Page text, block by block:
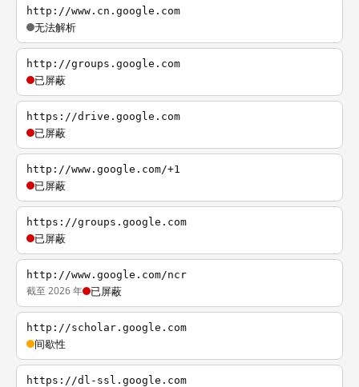
http://www.cn.google.com
无法解析
http://groups.google.com
已屏蔽
https://drive.google.com
已屏蔽
http://www.google.com/+1
已屏蔽
https://groups.google.com
已屏蔽
http://www.google.com/ncr
截至 2026 年 已屏蔽
http://scholar.google.com
间歇性
https://dl-ssl.google.com